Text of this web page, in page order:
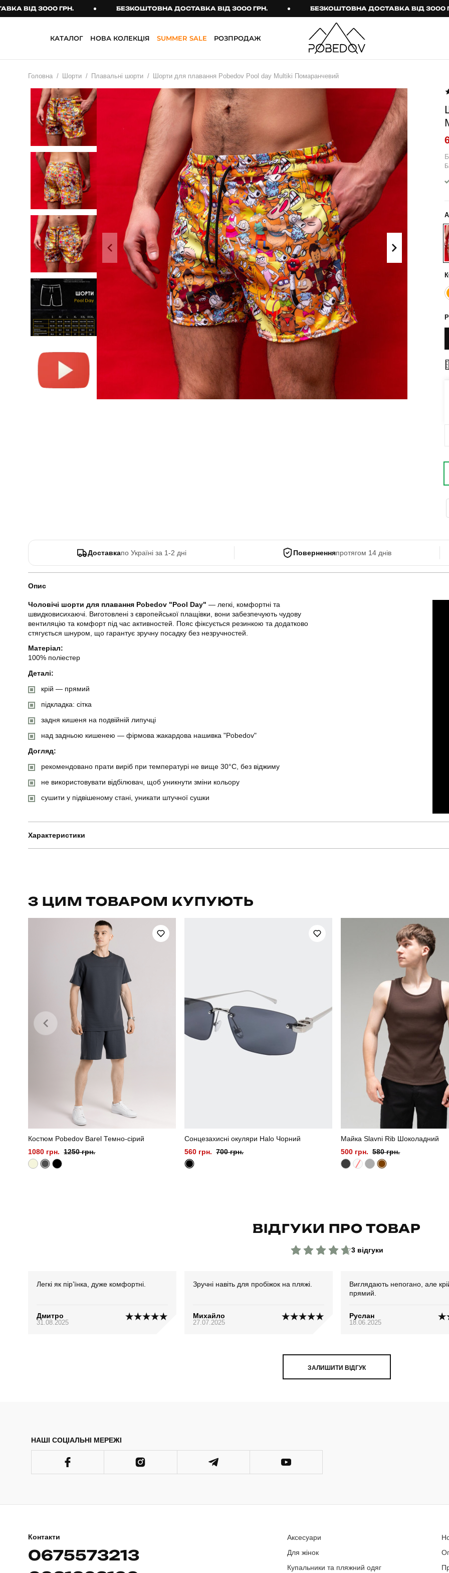
3000 ГРН. БЕЗКОШТОВНА ДОСТАВКА ВІД 3000 ГРН. БЕЗКОШТОВНА ДОСТАВКА ВІД 3000 ГРН.
КАТАЛОГ
Головні убори
Сонцезахисні
Сумки та рюкзаки
Тактичні аксесуари
Шкарпетки
ДЛЯ ЖІНОК
ОДЯГ
ВЕРХНІЙ ОДЯГ
Брюки
Джогери
Карго
Спортивні штани
Лосини
Джинси
КОМПЛЕКТИ
Куртка й штани
Літні комплекти
Комбінезони
Спортивні
костюми
Кежуал
Тактичне спорядження
Тактичний жіночий
Тактичний чоловічий
Тактичні рукавиці
Тактичні шкарпетки
ТЕРМО-КОМПЛЕКТИ
ФУТБОЛКИ І СОРОЧКИ
Поло
Сорочки
Футболки
Майки
ХУДІ, СВІТШОТИ, СВЕТРИ
Кофти
Светри
Боді
НОВА КОЛЕКЦІЯ SUMMER SALE РОЗПРОДАЖ
Головна Шорти Плавальні шорти Шорти для плавання Pobedov Pool day Multiki Помаранчевий
Доставкапо Україні за 1-2 дні Поверненняпротягом 14 днів
Опис
Чоловічі шорти для плавання Pobedov "Pool Day" — легкі, комфортні та
швидковисихаючі. Виготовлені з європейської плащівки, вони забезпечують чудову
вентиляцію та комфорт під час активностей. Пояс фіксується резинкою та додатково
стягується шнуром, що гарантує зручну посадку без незручностей.
Матеріал:
100% поліестер
Деталі:
крій — прямий
підкладка: сітка
задня кишеня на подвійній липучці
над задньою кишенею — фірмова жакардова нашивка "Pobedov"
Догляд:
рекомендовано прати виріб при температурі не вище 30°C, без віджиму
не використовувати відбілювач, щоб уникнути зміни кольору
сушити у підвішеному стані, уникати штучної сушки
Характеристики
Стать
літо
Країна - виробник
З ЦИМ ТОВАРОМ КУПУЮТЬ
Костюм Pobedov Barel Темно-сірий
1080 грн. 1250 грн.
Сонцезахисні окуляри Halo Чорний
560 грн. 700 грн.
Майка Slavni Rib Шоколадний
500 грн. 580 грн.
ВІДГУКИ ПРО ТОВАР
3 відгуки
Легкі як пір’їнка, дуже комфортні.
Дмитро
31.08.2025
Зручні навіть для пробіжок на пляжі.
Михайло
27.07.2025
Виглядають непогано, але
прямий.
Руслан
18.06.2025
ЗАЛИШИТИ ВІДГУК
НАШІ СОЦІАЛЬНІ МЕРЕЖІ
Контакти
0675573213
Аксесуари
Для жінок
Купальники та пляжний одяг